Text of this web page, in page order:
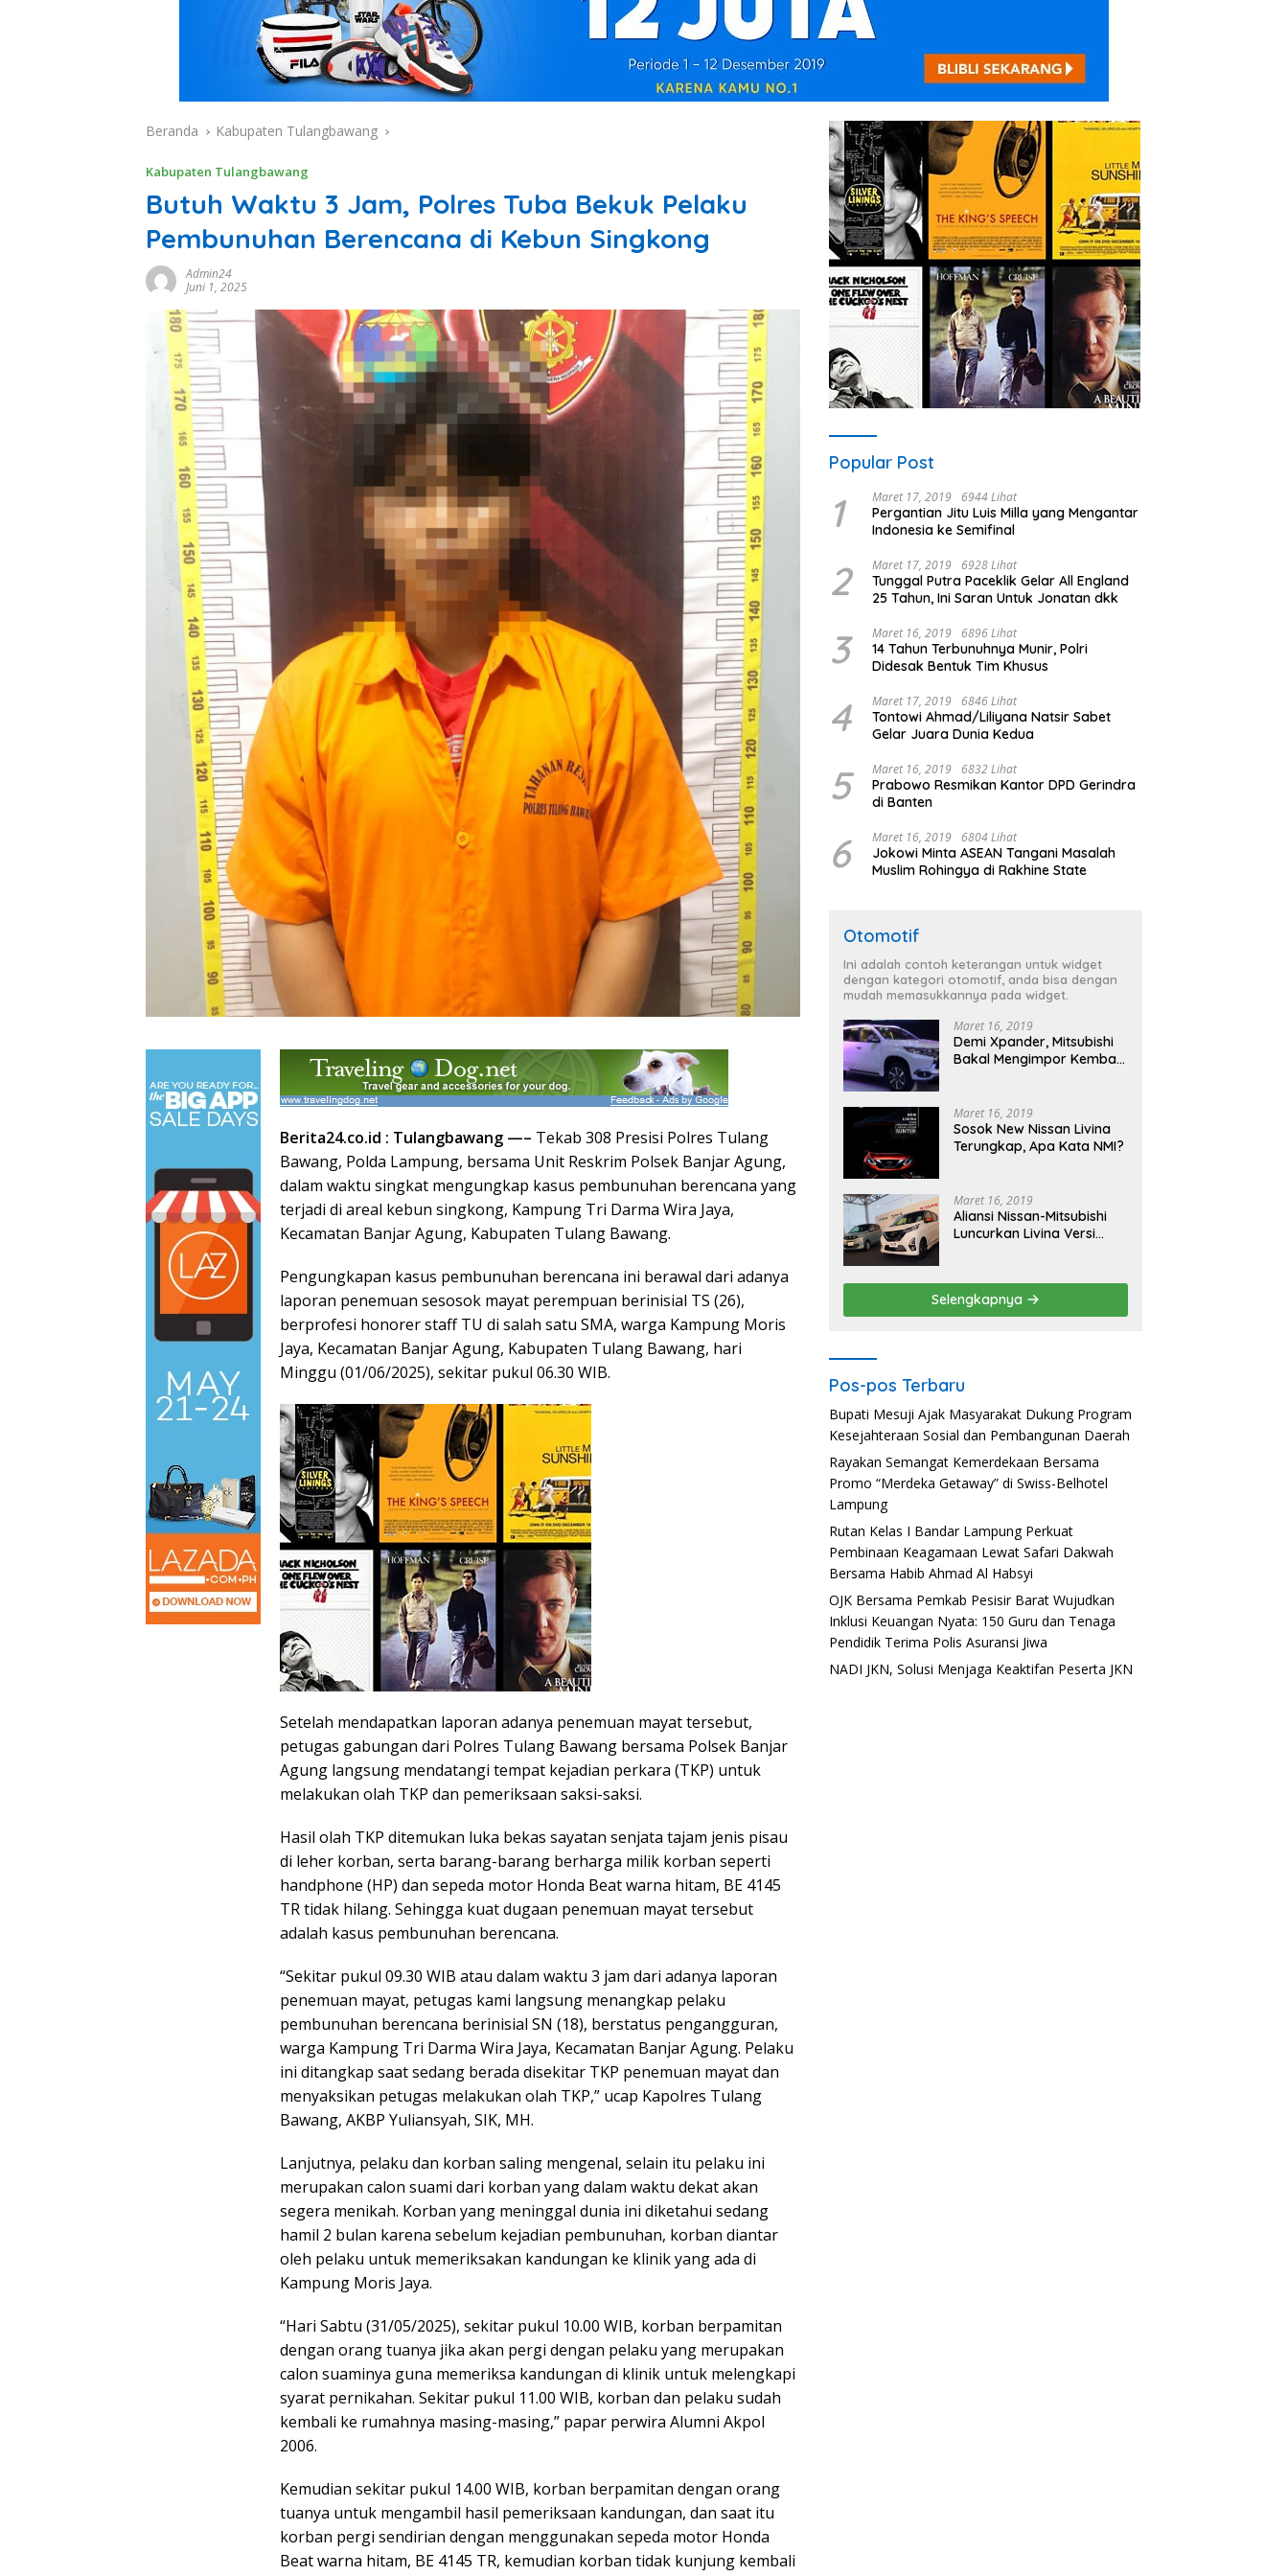
Beranda Kabupaten Tulangbawang
Kabupaten Tulangbawang
Butuh Waktu 3 Jam, Polres Tuba Bekuk Pelaku
Pembunuhan Berencana di Kebun Singkong
Admin24
Juni 1, 2025
Berita24.co.id : Tulangbawang —– Tekab 308 Presisi Polres Tulang
Bawang, Polda Lampung, bersama Unit Reskrim Polsek Banjar Agung,
dalam waktu singkat mengungkap kasus pembunuhan berencana yang
terjadi di areal kebun singkong, Kampung Tri Darma Wira Jaya,
Kecamatan Banjar Agung, Kabupaten Tulang Bawang.
Pengungkapan kasus pembunuhan berencana ini berawal dari adanya
laporan penemuan sesosok mayat perempuan berinisial TS (26),
berprofesi honorer staff TU di salah satu SMA, warga Kampung Moris
Jaya, Kecamatan Banjar Agung, Kabupaten Tulang Bawang, hari
Minggu (01/06/2025), sekitar pukul 06.30 WIB.
Setelah mendapatkan laporan adanya penemuan mayat tersebut,
petugas gabungan dari Polres Tulang Bawang bersama Polsek Banjar
Agung langsung mendatangi tempat kejadian perkara (TKP) untuk
melakukan olah TKP dan pemeriksaan saksi-saksi.
Hasil olah TKP ditemukan luka bekas sayatan senjata tajam jenis pisau
di leher korban, serta barang-barang berharga milik korban seperti
handphone (HP) dan sepeda motor Honda Beat warna hitam, BE 4145
TR tidak hilang. Sehingga kuat dugaan penemuan mayat tersebut
adalah kasus pembunuhan berencana.
“Sekitar pukul 09.30 WIB atau dalam waktu 3 jam dari adanya laporan
penemuan mayat, petugas kami langsung menangkap pelaku
pembunuhan berencana berinisial SN (18), berstatus pengangguran,
warga Kampung Tri Darma Wira Jaya, Kecamatan Banjar Agung. Pelaku
ini ditangkap saat sedang berada disekitar TKP penemuan mayat dan
menyaksikan petugas melakukan olah TKP,” ucap Kapolres Tulang
Bawang, AKBP Yuliansyah, SIK, MH.
Lanjutnya, pelaku dan korban saling mengenal, selain itu pelaku ini
merupakan calon suami dari korban yang dalam waktu dekat akan
segera menikah. Korban yang meninggal dunia ini diketahui sedang
hamil 2 bulan karena sebelum kejadian pembunuhan, korban diantar
oleh pelaku untuk memeriksakan kandungan ke klinik yang ada di
Kampung Moris Jaya.
“Hari Sabtu (31/05/2025), sekitar pukul 10.00 WIB, korban berpamitan
dengan orang tuanya jika akan pergi dengan pelaku yang merupakan
calon suaminya guna memeriksa kandungan di klinik untuk melengkapi
syarat pernikahan. Sekitar pukul 11.00 WIB, korban dan pelaku sudah
kembali ke rumahnya masing-masing,” papar perwira Alumni Akpol
2006.
Kemudian sekitar pukul 14.00 WIB, korban berpamitan dengan orang
tuanya untuk mengambil hasil pemeriksaan kandungan, dan saat itu
korban pergi sendirian dengan menggunakan sepeda motor Honda
Beat warna hitam, BE 4145 TR, kemudian korban tidak kunjung kembali
Popular Post
1 Maret 17, 2019 6944 Lihat
Pergantian Jitu Luis Milla yang Mengantar
Indonesia ke Semifinal
2 Maret 17, 2019 6928 Lihat
Tunggal Putra Paceklik Gelar All England
25 Tahun, Ini Saran Untuk Jonatan dkk
3 Maret 16, 2019 6896 Lihat
14 Tahun Terbunuhnya Munir, Polri
Didesak Bentuk Tim Khusus
4 Maret 17, 2019 6846 Lihat
Tontowi Ahmad/Liliyana Natsir Sabet
Gelar Juara Dunia Kedua
5 Maret 16, 2019 6832 Lihat
Prabowo Resmikan Kantor DPD Gerindra
di Banten
6 Maret 16, 2019 6804 Lihat
Jokowi Minta ASEAN Tangani Masalah
Muslim Rohingya di Rakhine State
Otomotif
Ini adalah contoh keterangan untuk widget
dengan kategori otomotif, anda bisa dengan
mudah memasukkannya pada widget.
Maret 16, 2019
Demi Xpander, Mitsubishi
Bakal Mengimpor Kembali
Maret 16, 2019
Sosok New Nissan Livina
Terungkap, Apa Kata NMI?
Maret 16, 2019
Aliansi Nissan-Mitsubishi
Luncurkan Livina Versi
Selengkapnya
Pos-pos Terbaru
Bupati Mesuji Ajak Masyarakat Dukung Program
Kesejahteraan Sosial dan Pembangunan Daerah
Rayakan Semangat Kemerdekaan Bersama
Promo “Merdeka Getaway” di Swiss-Belhotel
Lampung
Rutan Kelas I Bandar Lampung Perkuat
Pembinaan Keagamaan Lewat Safari Dakwah
Bersama Habib Ahmad Al Habsyi
OJK Bersama Pemkab Pesisir Barat Wujudkan
Inklusi Keuangan Nyata: 150 Guru dan Tenaga
Pendidik Terima Polis Asuransi Jiwa
NADI JKN, Solusi Menjaga Keaktifan Peserta JKN